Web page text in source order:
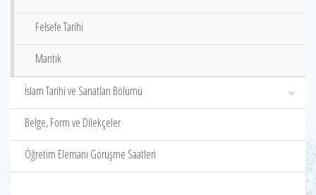
Felsefe Tarihi
Mantık
İslam Tarihi ve Sanatları Bölümü
Belge, Form ve Dilekçeler
Öğretim Elemanı Görüşme Saatleri